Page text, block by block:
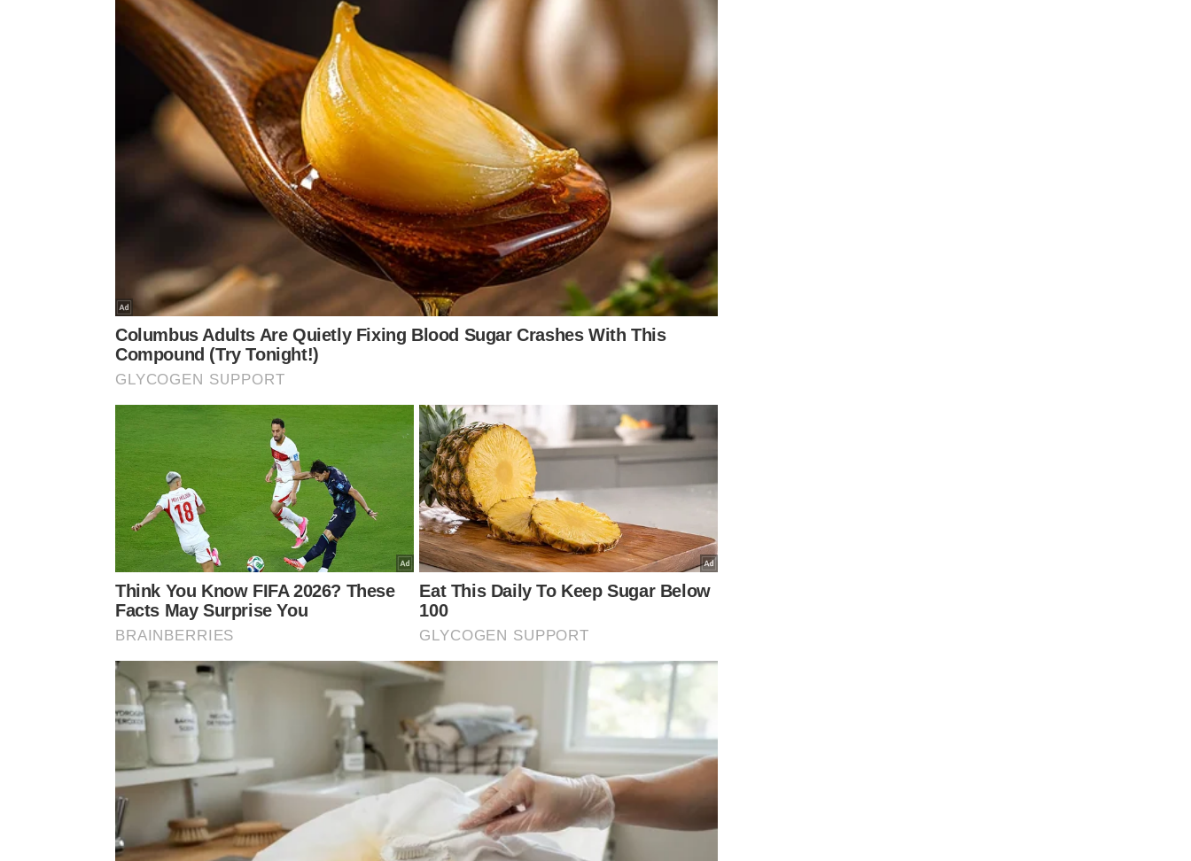
A demonstração detalhada e prática apresentada no canal Splash do YouTube
reforça graficamente a
necessidade de manter cuidados eficientes com a integridade das tubulações. Assista ao conteúdo
completo sobremanutenção hidráulica doméstica para evitar danos no sistema predialde esgoto:
Quais são as principais consequências de ignorar as recomendações
técnicas?
A negligência contínua em relação às normas básicas de descarte resulta em sérios problemas estruturais